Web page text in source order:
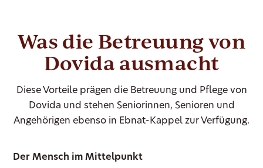
Was die Betreuung von
Dovida ausmacht
Diese Vorteile prägen die Betreuung und Pflege von
Dovida und stehen Seniorinnen, Senioren und
Angehörigen ebenso in Ebnat-Kappel zur Verfügung.
Der Mensch im Mittelpunkt